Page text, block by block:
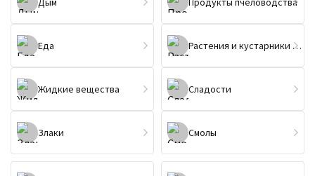
Еда
Жидкие вещества
Злаки
Растения и кустарники (не цветы)
Сладости
Смолы